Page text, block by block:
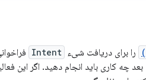
را برای دریافت شیء Intent
کاری باید انجام دهید. اگر این